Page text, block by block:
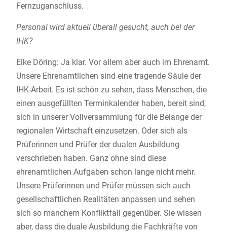
Fernzuganschluss.
Personal wird aktuell überall gesucht, auch bei der
IHK?
Elke Döring: Ja klar. Vor allem aber auch im Ehrenamt.
Unsere Ehrenamtlichen sind eine tragende Säule der
IHK-Arbeit. Es ist schön zu sehen, dass Menschen, die
einen ausgefüllten Terminkalender haben, bereit sind,
sich in unserer Vollversammlung für die Belange der
regionalen Wirtschaft einzusetzen. Oder sich als
Prüferinnen und Prüfer der dualen Ausbildung
verschrieben haben. Ganz ohne sind diese
ehrenamtlichen Aufgaben schon lange nicht mehr.
Unsere Prüferinnen und Prüfer müssen sich auch
gesellschaftlichen Realitäten anpassen und sehen
sich so manchem Konfliktfall gegenüber. Sie wissen
aber, dass die duale Ausbildung die Fachkräfte von